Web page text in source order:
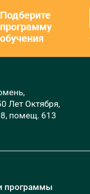
Подберите
программу
обучения
Лет Октября,
помещ. 613
программы